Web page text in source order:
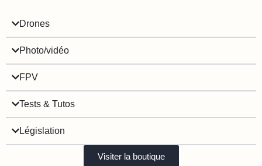
Drones
Photo/vidéo
FPV
Tests & Tutos
Législation
Visiter la boutique